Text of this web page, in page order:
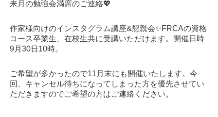
来月の勉強会満席のご連絡💖
作家様向けのインスタグラム講座&懇親会✨FRCAの資格
コース卒業生、在校生共に受講いただけます。開催日時
9月30日10時。
ご希望が多かったので11月末にも開催いたします。今
回、キャンセル待ちになってしまった方を優先させてい
ただきますのでご希望の方はご連絡ください。